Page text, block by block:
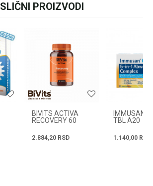
08h do 16h
SLIČNI PROIZVODI
BIVITS ACTIVA
RECOVERY 60
2.884,20 RSD
IMMUSAN
TBL A20
1.140,00 RSD